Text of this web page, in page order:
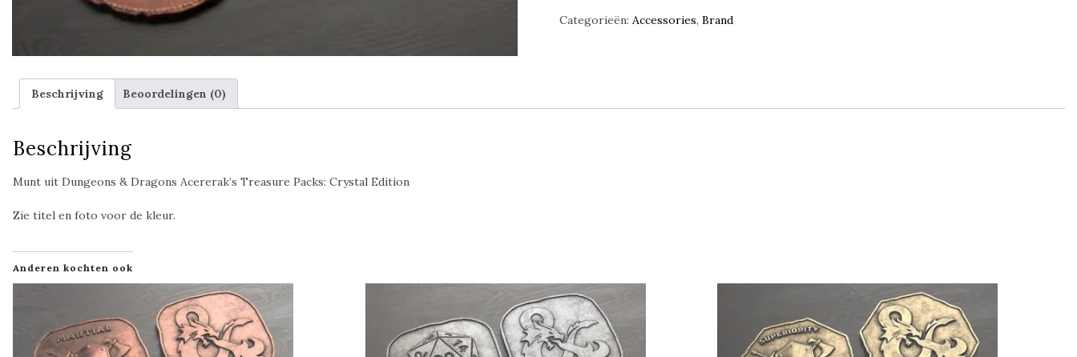
&
Categorieën:Accessories,Brand
Beschrijving Beoordelingen (0)
Beschrijving
Munt uit Dungeons & Dragons Acererak’s Treasure Packs: Crystal Edition
Zie titel en foto voor de kleur.
Anderen kochten ook